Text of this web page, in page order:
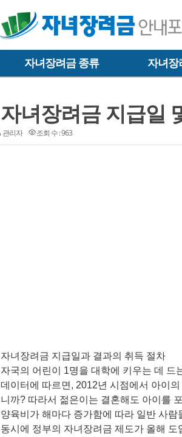
자녀장려금 종류 자녀장
자녀장려금 지급일
관리자 조회 수 : 963
자녀장려금 지급일과 결과의 취득 절차
자국의 어린이 1명을 대학에 키우는 데 드
데이터에 따르면, 2012년 시점에서 아이
니까? 따라서 젊은이는 결혼해도 아이를
양육비가 해마다 증가함에 따라 일반 사
동시에 정부의 자녀장려금 제도가 올해